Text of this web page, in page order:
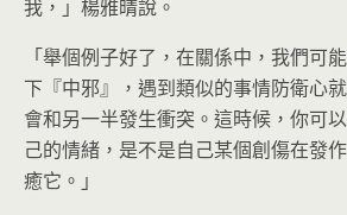
我，」楊雅晴說。
「舉個例子好了，在關係中，我們可
下『中邪』，遇到類似的事情防衛心
會和另一半發生衝突。這時候，你可
己的情緒，是不是自己某個創傷在發
癒它。」